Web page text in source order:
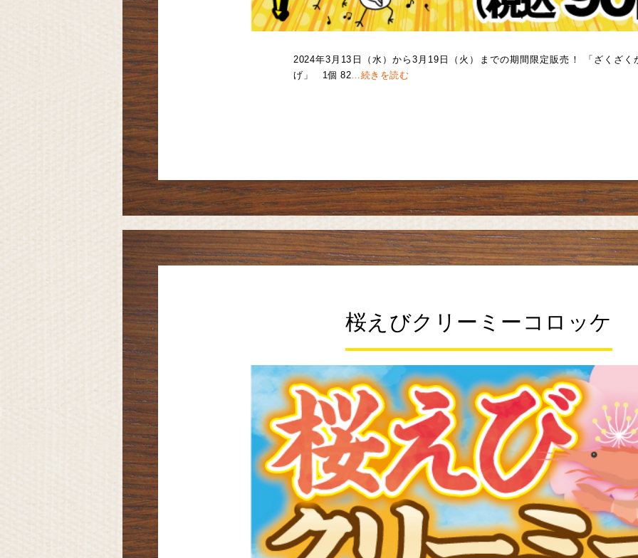
2024年3月13日（水）から3月19日（火）までの期間限定販売！ 「ざくざく
げ」 1個 82 …続きを読む
桜えびクリーミーコロッケ